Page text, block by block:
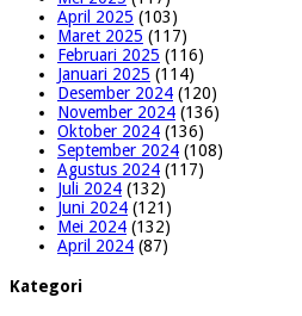
April 2025 (103)
Maret 2025 (117)
Februari 2025 (116)
Januari 2025 (114)
Desember 2024 (120)
November 2024 (136)
Oktober 2024 (136)
September 2024 (108)
Agustus 2024 (117)
Juli 2024 (132)
Juni 2024 (121)
Mei 2024 (132)
April 2024 (87)
Kategori